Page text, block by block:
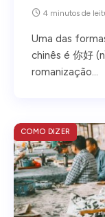
4 minutos de
Uma das
chinês é 你好
romanização…
COMO DIZER